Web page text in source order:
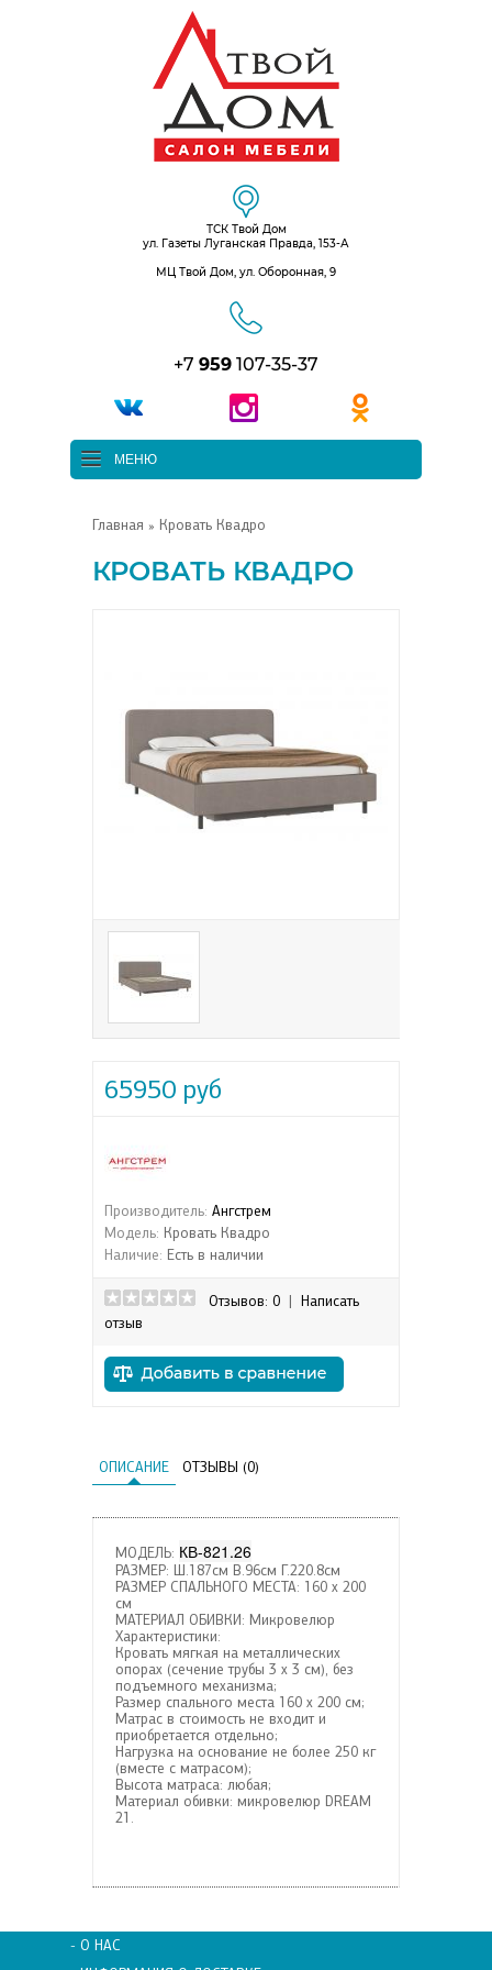
ТСК Твой Дом
ул. Газеты Луганская Правда, 153-А
МЦ Твой Дом, ул. Оборонная, 9
+7 959 107-35-37
МЕНЮ
Главная » Кровать Квадро
КРОВАТЬ КВАДРО
65950 руб
Производитель: Ангстрем
Модель: Кровать Квадро
Наличие: Есть в наличии
Отзывов: 0
Написать
отзыв
ОПИСАНИЕ ОТЗЫВЫ (0)
МОДЕЛЬ: КВ-821.26
РАЗМЕР: Ш.187см В.96см Г.220.8см
РАЗМЕР СПАЛЬНОГО МЕСТА: 160 х 200
см
МАТЕРИАЛ ОБИВКИ: Микровелюр
Характеристики:
Кровать мягкая на металлических
опорах (сечение трубы 3 х 3 см), без
подъемного механизма;
Размер спального места 160 х 200 см;
Матрас в стоимость не входит и
приобретается отдельно;
Нагрузка на основание не более 250 кг
(вместе с матрасом);
Высота матраса: любая;
Материал обивки: микровелюр DREAM
21.
- О НАС